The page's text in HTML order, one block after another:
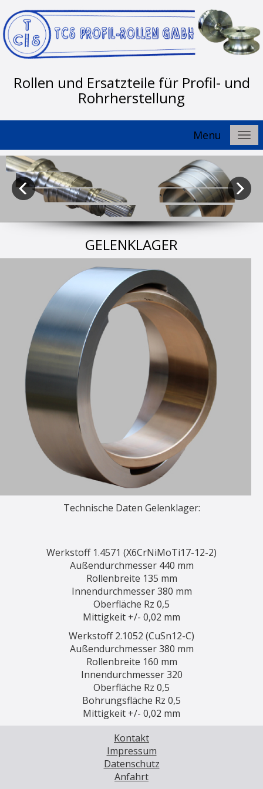
Rollen und Ersatzteile für Profil- und
Rohrherstellung
Menu
GELENKLAGER
Technische Daten Gelenklager:
Werkstoff 1.4571 (X6CrNiMoTi17-12-2)
Außendurchmesser 440 mm
Rollenbreite 135 mm
Innendurchmesser 380 mm
Oberfläche Rz 0,5
Mittigkeit +/- 0,02 mm
Werkstoff 2.1052 (CuSn12-C)
Außendurchmesser 380 mm
Rollenbreite 160 mm
Innendurchmesser 320
Oberfläche Rz 0,5
Bohrungsfläche Rz 0,5
Mittigkeit +/- 0,02 mm
Kontakt
Impressum
Datenschutz
Anfahrt